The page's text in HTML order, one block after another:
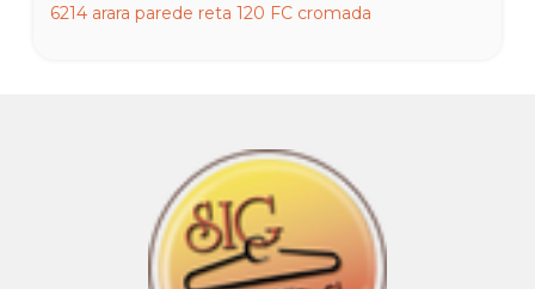
6214 arara parede reta 120 FC cromada
6218 arara parede wave inferior 120 cromada
6219 arara parede onda parede 200cm T oblongo
6220 arara parede onda 120cm T oblongo cromada